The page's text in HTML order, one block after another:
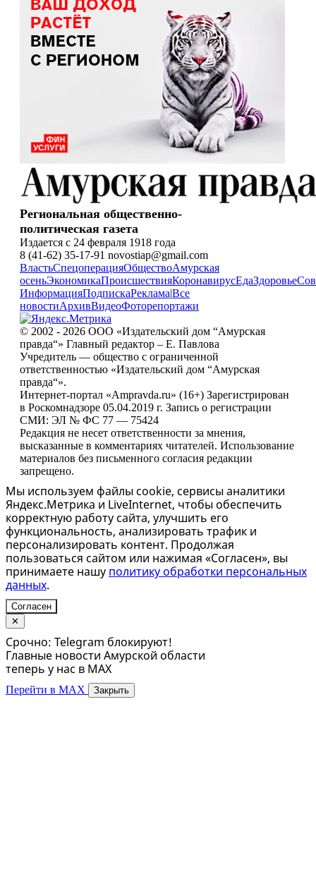
Региональная общественно-
политическая газета
Издается с 24 февраля 1918 года
8 (41-62) 35-17-91 novostiap@gmail.com
ВластьСпецоперацияОбществоАмурская
осеньЭкономикаПроисшествияКоронавирусЕдаЗдоровье
ИнформацияПодпискаРеклама|Все
новостиАрхивВидеоФоторепортажи
© 2002 - 2026 ООО «Издательский дом “Амурская
правда“» Главный редактор – Е. Павлова
Учредитель — общество с ограниченной
ответственностью «Издательский дом “Амурская
правда“».
Интернет-портал «Ampravda.ru» (16+) Зарегистрирован
в Роскомнадзоре 05.04.2019 г. Запись о регистрации
СМИ: ЭЛ № ФС 77 — 75424
Редакция не несет ответственности за мнения,
высказанные в комментариях читателей. Использование
материалов без письменного согласия редакции
запрещено.
Мы используем файлы cookie, сервисы аналитики
Яндекс.Метрика и LiveInternet, чтобы обеспечить
корректную работу сайта, улучшить его
функциональность, анализировать трафик и
персонализировать контент. Продолжая
пользоваться сайтом или нажимая «Согласен», вы
принимаете нашу политику обработки персональных
данных.
Согласен
✕
Срочно: Telegram блокируют!
Главные новости Амурской области
теперь у нас в MAX
Перейти в MAX Закрыть